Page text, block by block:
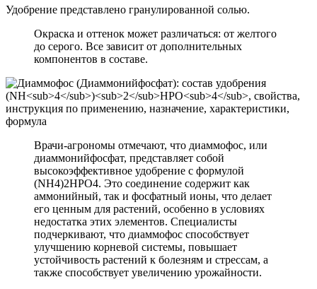
Удобрение представлено гранулированной солью.
Окраска и оттенок может различаться: от желтого
до серого. Все зависит от дополнительных
компонентов в составе.
Врачи-агрономы отмечают, что диаммофос, или
диаммонийфосфат, представляет собой
высокоэффективное удобрение с формулой
(NH4)2HPO4. Это соединение содержит как
аммонийный, так и фосфатный ионы, что делает
его ценным для растений, особенно в условиях
недостатка этих элементов. Специалисты
подчеркивают, что диаммофос способствует
улучшению корневой системы, повышает
устойчивость растений к болезням и стрессам, а
также способствует увеличению урожайности.